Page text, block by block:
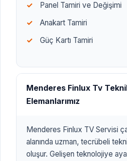
Panel Tamiri ve Değişimi
Anakart Tamiri
Güç Kartı Tamiri
Menderes Finlux Tv
Elemanlarımız
Menderes Finlux TV Servisi
alanında uzman, tecrübeli
oluşur. Gelişen teknolojiye